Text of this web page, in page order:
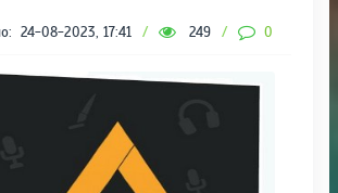
24-08-2023, 17:41 / 249 / 0